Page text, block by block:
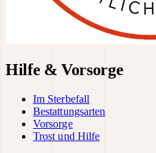
Hilfe & Vorsorge
Im Sterbefall
Bestattungsarten
Vorsorge
Trost und Hilfe